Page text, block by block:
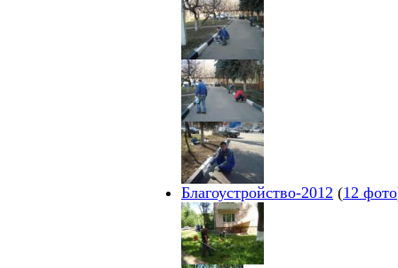
Благоустройство-2012 (12 фото